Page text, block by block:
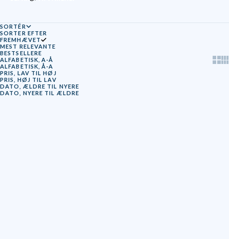
SORTÉR
SORTER EFTER
FREMHÆVET
MEST RELEVANTE
BESTSELLERE
ALFABETISK, A-Å
ALFABETISK, Å-A
PRIS, LAV TIL HØJ
PRIS, HØJ TIL LAV
DATO, ÆLDRE TIL NYERE
DATO, NYERE TIL ÆLDRE